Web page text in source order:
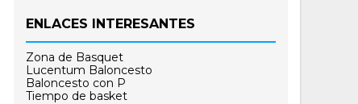
ENLACES INTERESANTES
Zona de Basquet
Lucentum Baloncesto
Baloncesto con P
Tiempo de basket